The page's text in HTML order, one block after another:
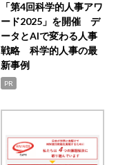
「第4回科学的人事アワ
ード2025」を開催 デ
ータとAIで変わる人事
戦略 科学的人事の最
新事例
PR